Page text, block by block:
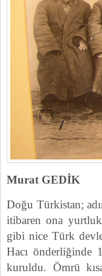
Murat GEDİK
Doğu Türkistan;
itibaren ona
gibi nice Türk
Hacı önderliğinde
kuruldu. Ömrü